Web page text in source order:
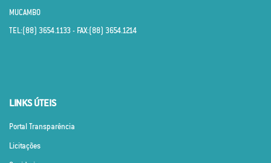
MUCAMBO
TEL:(88) 3654.1133 - FAX:(88) 3654.1214
LINKS ÚTEIS
Portal Transparência
Licitações